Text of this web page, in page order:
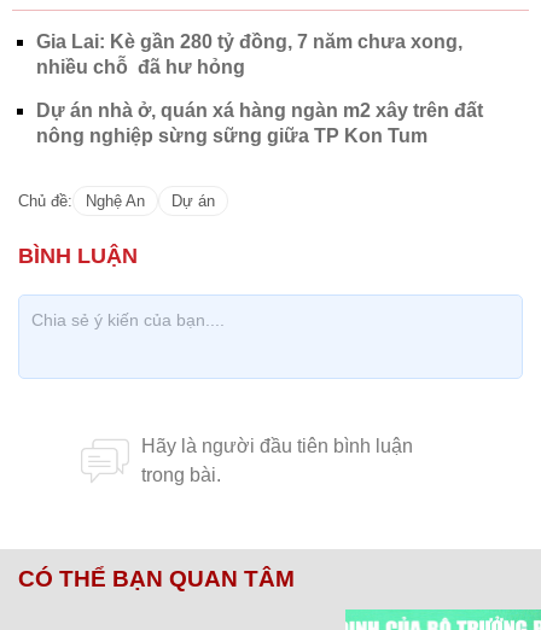
Gia Lai: Kè gần 280 tỷ đồng, 7 năm chưa xong,
nhiều chỗ đã hư hỏng
Dự án nhà ở, quán xá hàng ngàn m2 xây trên đất
nông nghiệp sừng sững giữa TP Kon Tum
Chủ đề: Nghệ An Dự án
CÓ THỂ BẠN QUAN TÂM